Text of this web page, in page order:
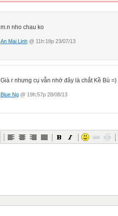
m.n nho chau ko
An Mai Linh @ 11h:18p 23/07/13
Già r nhưng cụ vẫn nhớ đây là chắt Kề Bù =)
Blue Ng @ 19h:57p 28/08/13